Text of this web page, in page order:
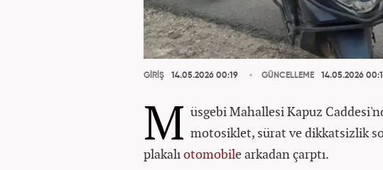
GİRİŞ 14.05.2026 00:19 GÜNCELLEME 14.05.2026
M üsgebi Mahallesi Kapuz
motosiklet, sürat ve dikkatsizlik
plakalıotomobile arkadan çarptı.